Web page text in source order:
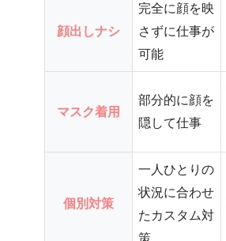
顔出しナシ
完全に顔を映
さずに仕事が
可能
マスク着用
部分的に顔を
隠して仕事
個別対策
一人ひとりの
状況に合わせ
たカスタム対
策